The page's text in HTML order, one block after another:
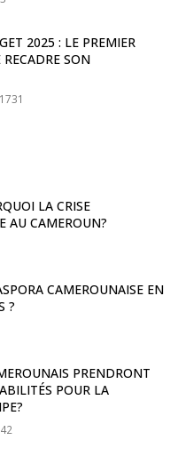
2025 : LE PREMIER
SON
LA CRISE
AU CAMEROUN?
CAMEROUNAISE EN
?
PRENDRONT
POUR LA